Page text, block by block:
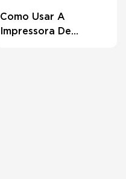
Como Usar A
Impressora De